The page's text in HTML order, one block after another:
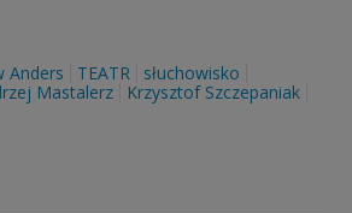
Anders TEATR
słuchowisko
Mastalerz Krzysztof Szczepaniak